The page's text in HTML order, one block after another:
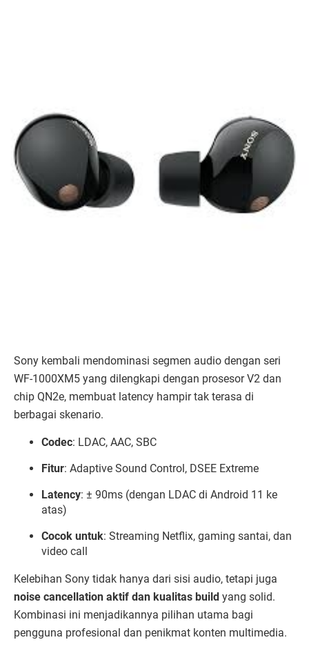
Sony kembali mendominasi segmen audio dengan seri
WF-1000XM5 yang dilengkapi dengan prosesor V2 dan
chip QN2e, membuat latency hampir tak terasa di
berbagai skenario.
Codec: LDAC, AAC, SBC
Fitur: Adaptive Sound Control, DSEE Extreme
Latency: ± 90ms (dengan LDAC di Android 11 ke
atas)
Cocok untuk: Streaming Netflix, gaming santai, dan
video call
Kelebihan Sony tidak hanya dari sisi audio, tetapi juga
noise cancellation aktif dan kualitas build yang solid.
Kombinasi ini menjadikannya pilihan utama bagi
pengguna profesional dan penikmat konten multimedia.